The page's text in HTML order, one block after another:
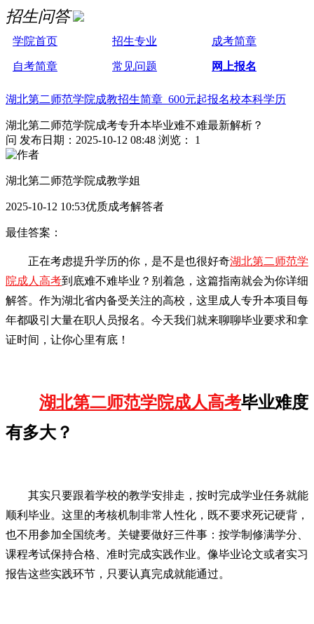
招生问答
学院首页 招生专业 成考简章
自考简章 常见问题 网上报名
湖北第二师范学院成教招生简章 600元起报名校本科学历
湖北第二师范学院成考专升本毕业难不难最新解析？
问 发布日期：2025-10-12 08:48 浏览： 1
湖北第二师范学院成教学姐
2025-10-12 10:53优质成考解答者
最佳答案：
正在考虑提升学历的你，是不是也很好奇湖北第二师范学
院成人高考到底难不难毕业？别着急，这篇指南就会为你详细
解答。作为湖北省内备受关注的高校，这里成人专升本项目每
年都吸引大量在职人员报名。今天我们就来聊聊毕业要求和拿
证时间，让你心里有底！
湖北第二师范学院成人高考毕业难度
有多大？
其实只要跟着学校的教学安排走，按时完成学业任务就能
顺利毕业。这里的考核机制非常人性化，既不要求死记硬背，
也不用参加全国统考。关键要做好三件事：按学制修满学分、
课程考试保持合格、准时完成实践作业。像毕业论文或者实习
报告这些实践环节，只要认真完成就能通过。